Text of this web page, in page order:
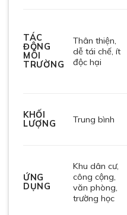
TÁC
ĐỘNG
MÔI
TRƯỜNG
Thân thiện,
dễ tái chế, ít
độc hại
KHỐI
LƯỢNG
Trung bình
ỨNG
DỤNG
Khu dân cư,
công cộng,
văn phòng,
trường học